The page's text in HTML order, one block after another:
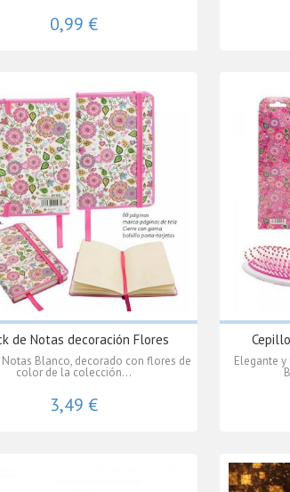
0,99 €
de Notas decoración Flores
Blanco, decorado con flores de
color de la colección...
3,49 €
Elegante